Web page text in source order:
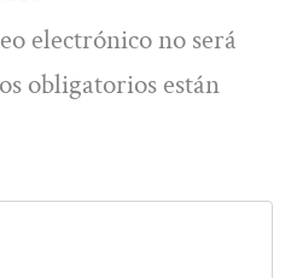
electrónico no será
obligatorios están